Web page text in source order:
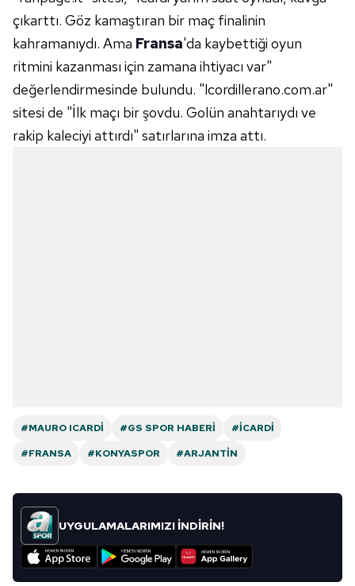
çıkarttı. Göz kamaştıran bir maç finalinin
kahramanıydı. Ama Fransa'da kaybettiği oyun
ritmini kazanması için zamana ihtiyacı var"
değerlendirmesinde bulundu. "lcordillerano.com.ar"
sitesi de "İlk maçı bir şovdu. Golün anahtarıydı ve
rakip kaleciyi attırdı" satırlarına imza attı.
#MAURO ICARDI #GS SPOR HABERI
#İCARDI
#FRANSA
#KONYASPOR #ARJANTIN
UYGULAMALARIMIZI İNDİRİN!